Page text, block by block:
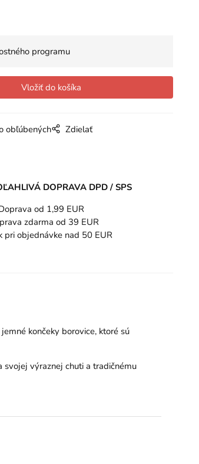
programu
obľúbených Zdielať
DOPRAVA DPD / SPS
od 1,99 EUR
zdarma od 39 EUR
pri objednávke nad 50 EUR
končeky borovice, ktoré sú
výraznej chuti a tradičnému